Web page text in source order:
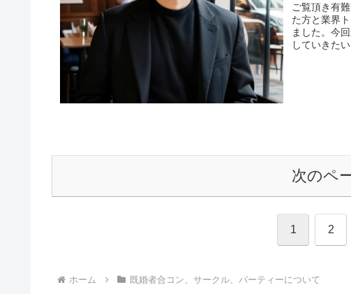
ご覧頂き有
た方と業界
ました。今
していきた
次のペ
1 2
ホーム 既婚者合コン、サークル、パーティーについて